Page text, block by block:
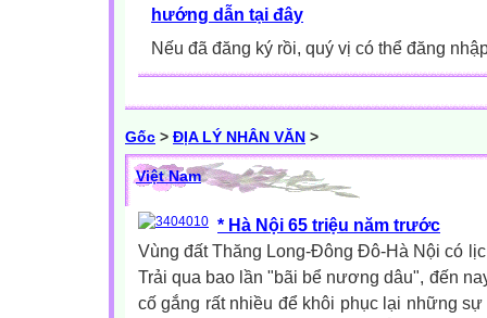
hướng dẫn tại đây
Nếu đã đăng ký rồi, quý vị có thể đăng
Gốc > ĐỊA LÝ NHÂN VĂN >
Việt Nam
* Hà Nội 65 triệu năm trước
Vùng đất Thăng Long-Đông Đô-Hà Nội có
Trải qua bao lần "bãi bể nương dâu", đến
cố gắng rất nhiều để khôi phục lại những